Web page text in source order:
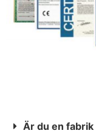
Är du en